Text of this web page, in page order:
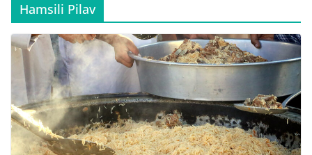
Hamsili Pilav